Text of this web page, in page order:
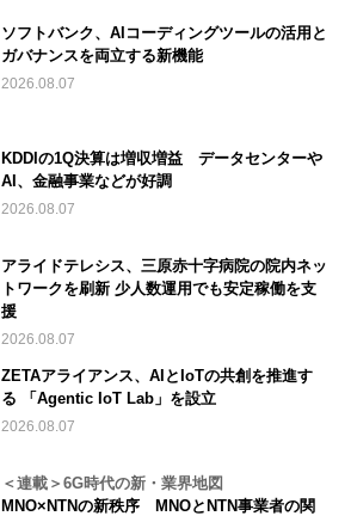
ソフトバンク、AIコーディングツールの活用と
ガバナンスを両立する新機能
2026.08.07
KDDIの1Q決算は増収増益 データセンターや
AI、金融事業などが好調
2026.08.07
アライドテレシス、三原赤十字病院の院内ネッ
トワークを刷新 少人数運用でも安定稼働を支
援
2026.08.07
ZETAアライアンス、AIとIoTの共創を推進す
る 「Agentic IoT Lab」を設立
2026.08.07
＜連載＞6G時代の新・業界地図
MNO×NTNの新秩序 MNOとNTN事業者の関